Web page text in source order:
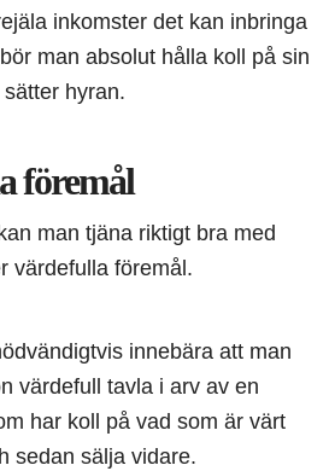
inkomster det kan inbringa
man absolut hålla koll på sin
hyran.
föremål
man tjäna riktigt bra med
värdefulla föremål.
innebära att man
värdefull tavla i arv av en
har koll på vad som är värt
sedan sälja vidare.